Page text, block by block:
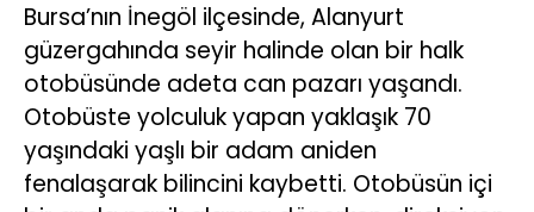
Bursa’nın İnegöl ilçesinde, Alanyurt
güzergahında seyir halinde olan bir halk
otobüsünde adeta can pazarı yaşandı.
Otobüste yolculuk yapan yaklaşık 70
yaşındaki yaşlı bir adam aniden
fenalaşarak bilincini kaybetti. Otobüsün içi